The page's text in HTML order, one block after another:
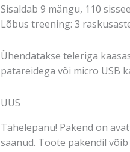
Sisaldab 9 mängu, 110
Lõbus treening: 3
Ühendatakse teleriga
patareidega või micro USB
UUS
Tähelepanu! Pakend on
saanud. Toote pakendil